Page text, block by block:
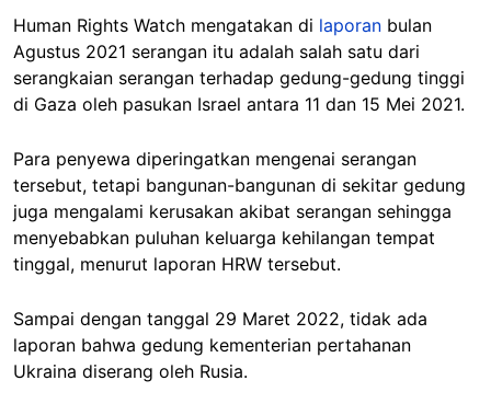
Human Rights Watch mengatakan di laporan bulan
Agustus 2021 serangan itu adalah salah satu dari
serangkaian serangan terhadap gedung-gedung tinggi
di Gaza oleh pasukan Israel antara 11 dan 15 Mei 2021.
Para penyewa diperingatkan mengenai serangan
tersebut, tetapi bangunan-bangunan di sekitar gedung
juga mengalami kerusakan akibat serangan sehingga
menyebabkan puluhan keluarga kehilangan tempat
tinggal, menurut laporan HRW tersebut.
Sampai dengan tanggal 29 Maret 2022, tidak ada
laporan bahwa gedung kementerian pertahanan
Ukraina diserang oleh Rusia.